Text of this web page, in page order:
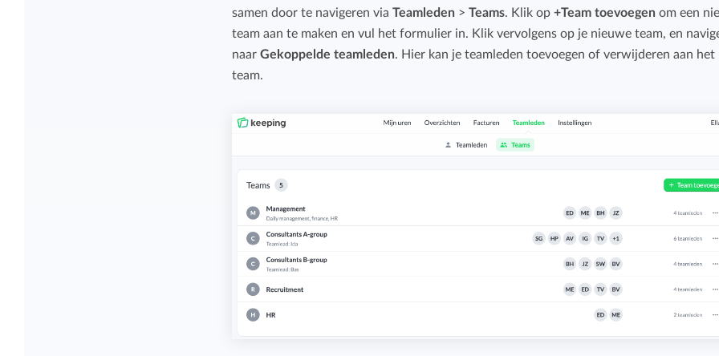
Overzicht en structuur houden
Houd overzicht en pas de structuur aan
die bij jou en je organisatie past.
Eenvoudig uren factureren met bekende
boekhoudpakketten.
Deel Keeping precies in zoals bij je past.
Rapportage dashboards
Eenvoudig direct inzicht in de uren van je
Budget bijhouden
Houd grip op projecten met handige budget-
overzichten.
boekhoudpakketten.
samen door te navigeren viaTeamleden >Teams. Klik op+Team toevoegen om een
team aan te maken en vul het formulier in. Klik vervolgens op je nieuwe team, en
naarGekoppelde teamleden. Hier kan je teamleden toevoegen of verwijderen aan het
team.